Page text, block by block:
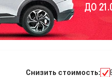
ДО
Снизить стоимость: